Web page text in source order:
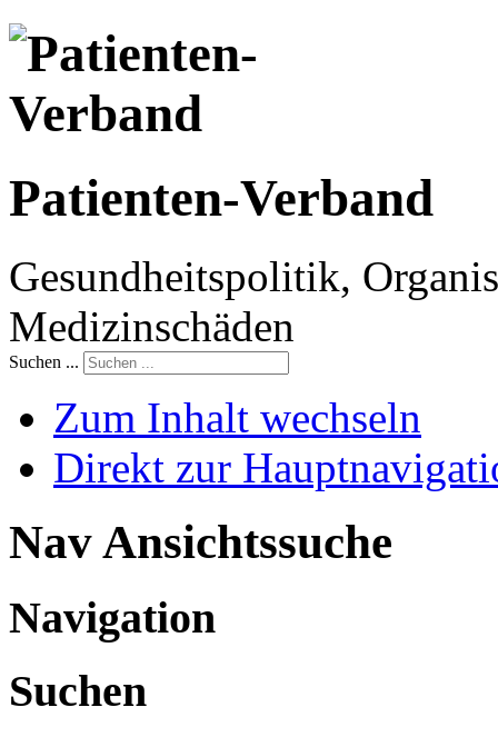
Patienten-Verband
Gesundheitspolitik,
Medizinschäden
Suchen ...
Zum Inhalt wechseln
Direkt zur
Nav Ansichtssuche
Navigation
Suchen